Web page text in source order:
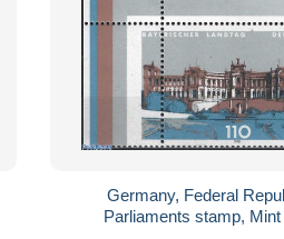
Germany, Federal
Parliaments stamp,